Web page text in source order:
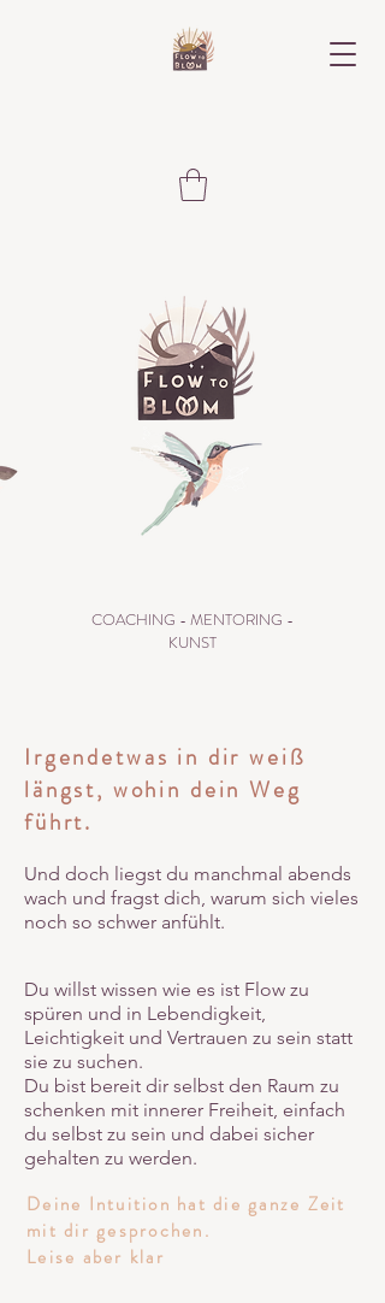
COACHING - MENTORING -
KUNST
Irgendetwas in dir weiß
längst, wohin dein Weg
führt.​
Und doch liegst du manchmal abends
wach und fragst dich, warum sich vieles
noch so schwer anfühlt.
Du willst wissen wie es ist Flow zu
spüren und in Lebendigkeit,
Leichtigkeit und Vertrauen zu sein statt
sie zu suchen.
Du bist bereit dir selbst den Raum zu
schenken mit innerer Freiheit, einfach
du selbst zu sein und dabei sicher
gehalten zu werden.
Deine Intuition hat die ganze Zeit
mit dir gesprochen.
Leise aber klar